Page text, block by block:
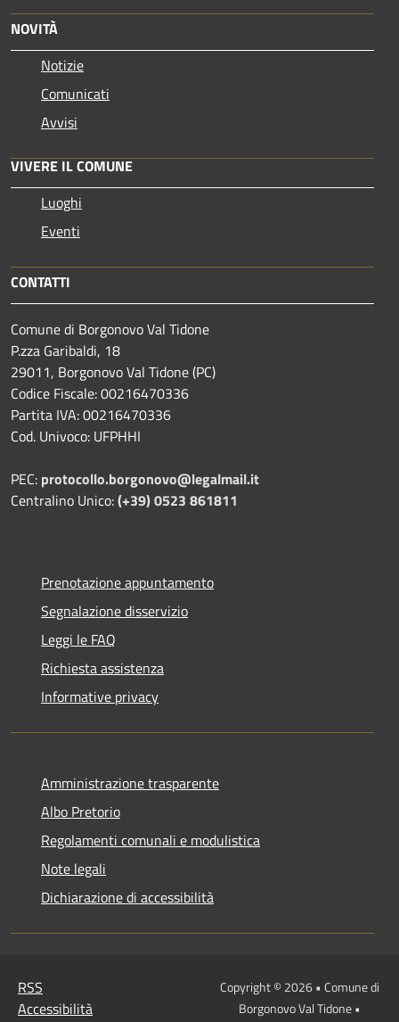
NOVITÀ
Notizie
Comunicati
Avvisi
VIVERE IL COMUNE
Luoghi
Eventi
CONTATTI
Comune di Borgonovo Val Tidone
P.zza Garibaldi, 18
29011, Borgonovo Val Tidone (PC)
Codice Fiscale: 00216470336
Partita IVA: 00216470336
Cod. Univoco: UFPHHI
PEC: protocollo.borgonovo@legalmail.it
Centralino Unico:(+39) 0523 861811
Prenotazione appuntamento
Segnalazione disservizio
Leggi le FAQ
Richiesta assistenza
Informative privacy
Amministrazione trasparente
Albo Pretorio
Regolamenti comunali e modulistica
Note legali
Dichiarazione di accessibilità
RSS
Accessibilità
Copyright © 2026 • Comune di
Borgonovo Val Tidone •